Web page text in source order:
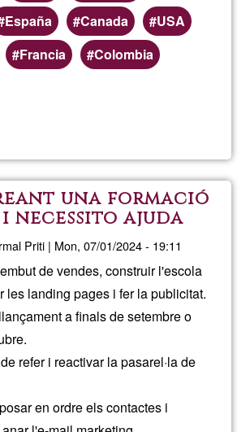
España Canada
USA
Francia Colombia
AXIS
una formació
necessito ajuda
tècnica.
Priti | Mon, 07/01/2024 - 19:11
de vendes, construir l'escola
les landing pages i fer la publicitat.
a finals de setembre o
refer i reactivar la pasarel·la de
en ordre els contactes i